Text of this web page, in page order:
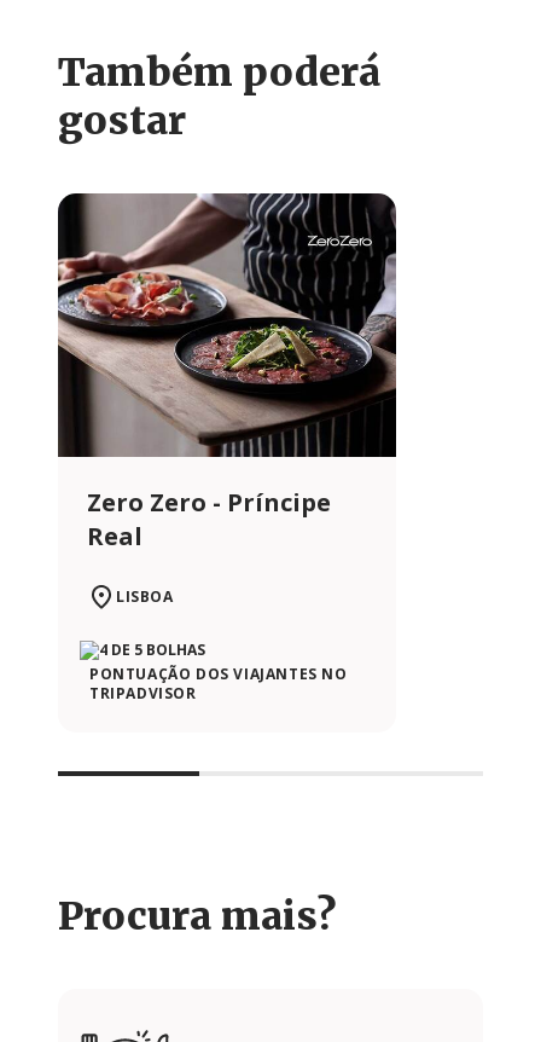
Também poderá
gostar
Zero Zero - Príncipe
Real
LISBOA
PONTUAÇÃO DOS VIAJANTES NO
TRIPADVISOR
Procura mais?